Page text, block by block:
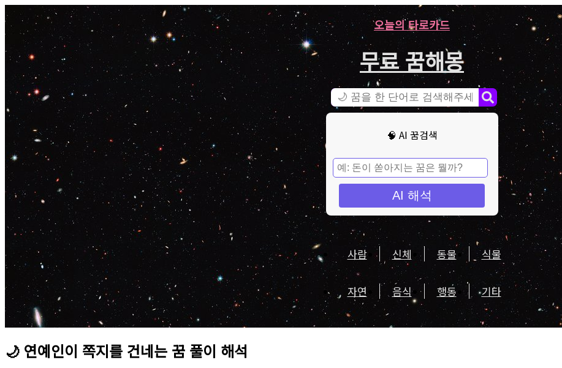
오늘의 타로카드
무료 꿈해몽
🧠 AI 꿈검색
AI 해석
사람 신체 동물 식물
자연 음식 행동 기타
🌙 연예인이 쪽지를 건네는 꿈 풀이 해석